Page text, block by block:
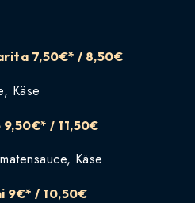
7,50€* / 8,50€
Käse
9,50€* / 11,50€
Käse
9€* / 10,50€